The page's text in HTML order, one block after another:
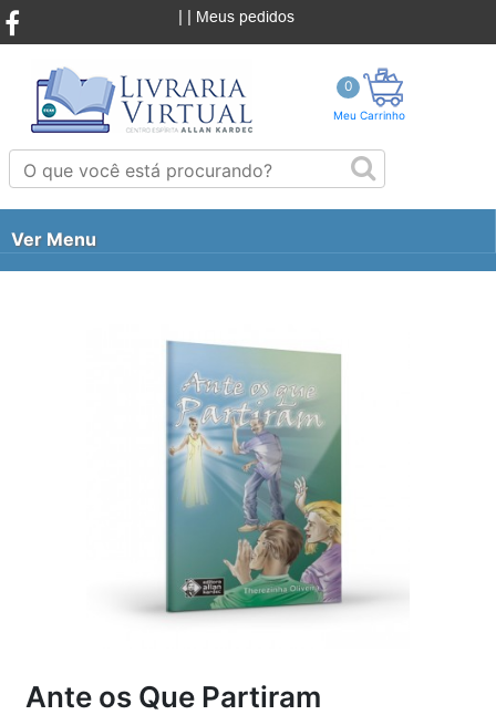
| | Meus pedidos
0
Meu Carrinho
Ver Menu
LANÇAMENTOS
ESTUDOS E CURSOS
Ante os Que Partiram